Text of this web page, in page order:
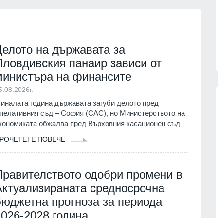
на държавата за
панаир зависи от
на финансите
година държавата загуби делото пред
съд – София (САС), но Министерството на
обжалва пред Върховния касационен съд
ПОВЕЧЕ
одобри промени в
средносрочна
прогноза за периода
2028 година
"Пейтри
РУСИЯ И УКРАЙНА
паднал от
Освободител"
събота и неделя
13
Страхуват ги: НАП още не е
14
Нови осигурителни прагове и
правила от 1 август